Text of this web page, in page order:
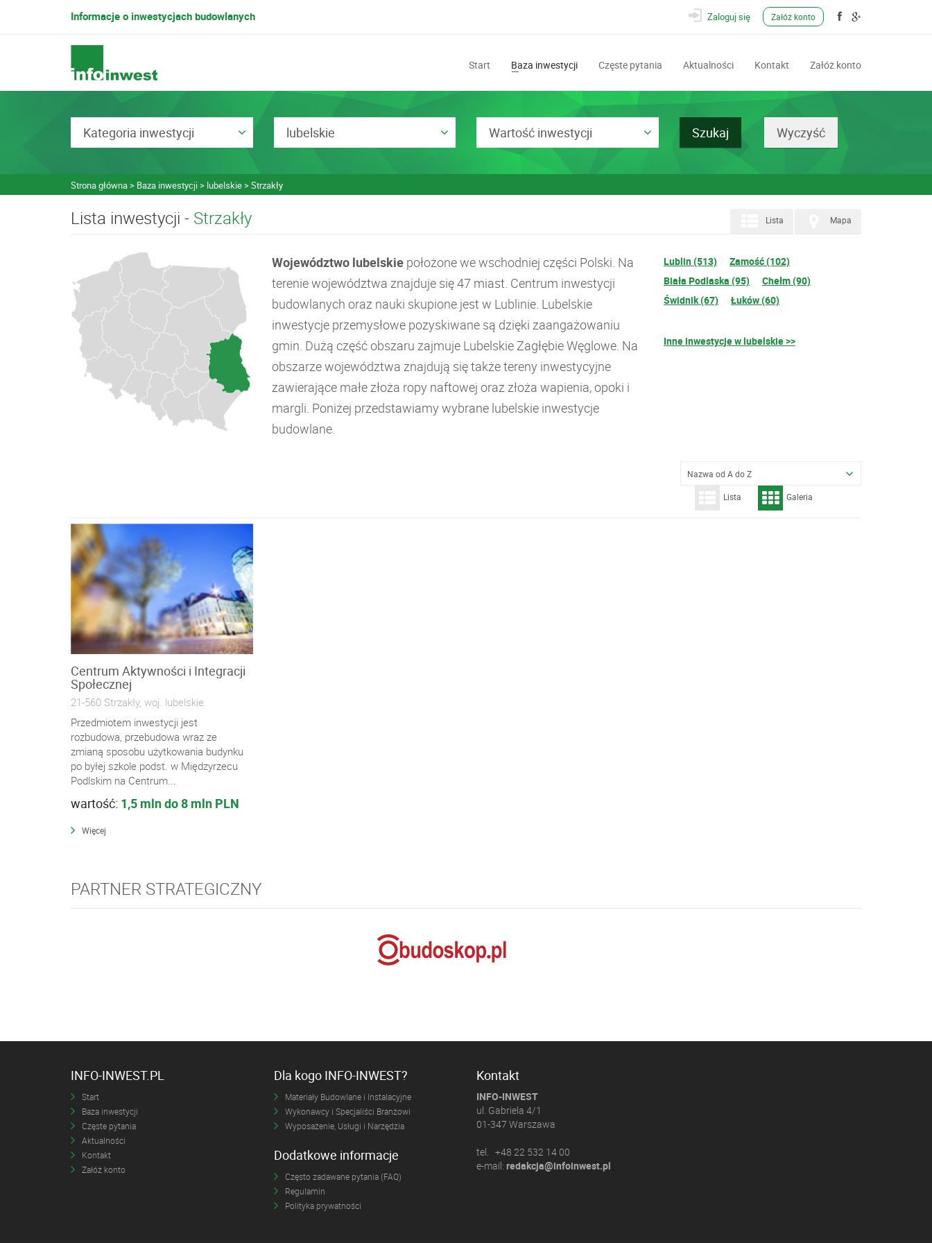
Informacje o inwestycjach budowlanych Zaloguj się Załóż konto
Start Baza inwestycji Częste pytania Aktualności Kontakt Załóż konto
Kategoria inwestycji lubelskie Wartość inwestycji
Strona główna Baza inwestycji lubelskie Strzakły
Lista inwestycji - Strzakły Mapa
Lista
Województwo lubelskie położone we wschodniej części Polski. Na
terenie województwa znajduje się 47 miast. Centrum inwestycji
budowlanych oraz nauki skupione jest w Lublinie. Lubelskie
inwestycje przemysłowe pozyskiwane są dzięki zaangażowaniu
gmin. Dużą część obszaru zajmuje Lubelskie Zagłębie Węglowe. Na
obszarze województwa znajdują się także tereny inwestycyjne
zawierające małe złoża ropy naftowej oraz złoża wapienia, opoki i
margli. Poniżej przedstawiamy wybrane lubelskie inwestycje
budowlane.
Lublin (513)
Zamość (102)
Biała Podlaska (95)
Chełm (90)
Świdnik (67)
Łuków (60)
Inne inwestycje w lubelskie >>
Nazwa od A do Z
Lista Galeria
Centrum Aktywności i Integracji
Społecznej
21-560 Strzakły, woj. lubelskie
Przedmiotem inwestycji jest
rozbudowa, przebudowa wraz ze
zmianą sposobu użytkowania budynku
po byłej szkole podst. w Międzyrzecu
Podlskim na Centrum...
wartość: 1,5 mln do 8 mln PLN
Więcej
PARTNER STRATEGICZNY
INFO-INWEST.PL
Start
Baza inwestycji
Częste pytania
Aktualności
Kontakt
Załóż konto
Dla kogo INFO-INWEST?
Materiały Budowlane i Instalacyjne
Wykonawcy i Specjaliści Branżowi
Wyposażenie, Usługi i Narzędzia
Dodatkowe informacje
Często zadawane pytania (FAQ)
Regulamin
Polityka prywatności
Kontakt
INFO-INWEST
ul. Gabriela 4/1
01-347 Warszawa
tel. +48 22 532 14 00
e-mail: redakcja@infoinwest.pl